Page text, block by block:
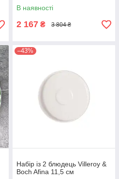
В наявності
2 167 ₴ 3 804 ₴
–43%
Набір із 2 блюдець Villeroy &
Boch Afina 11,5 см